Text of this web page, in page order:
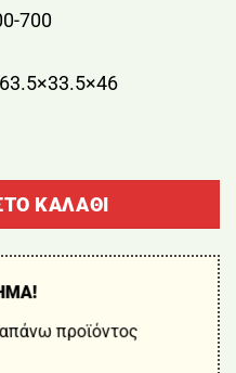
700
63.5×33.5×46
ΚΑΛΆΘΙ
προϊόντος